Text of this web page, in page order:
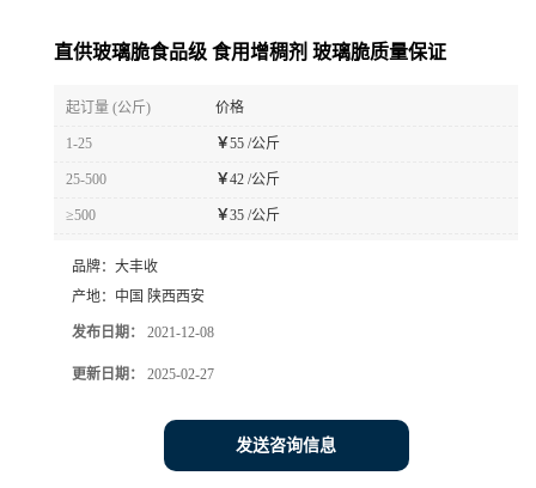
直供玻璃脆食品级 食用增稠剂 玻璃脆质量保证
起订量 (公斤) 价格
1-25 ￥55 /公斤
25-500 ￥42 /公斤
≥500 ￥35 /公斤
品牌： 大丰收
产地： 中国 陕西西安
发布日期： 2021-12-08
更新日期： 2025-02-27
发送咨询信息